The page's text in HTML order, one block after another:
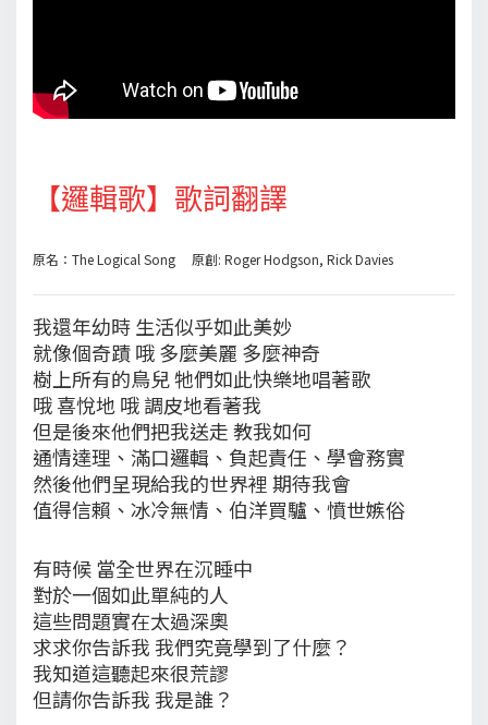
【邏輯歌】歌詞翻譯
原名：The Logical Song 原創: Roger Hodgson, Rick Davies
我還年幼時 生活似乎如此美妙
就像個奇蹟 哦 多麼美麗 多麼神奇
樹上所有的鳥兒 牠們如此快樂地唱著歌
哦 喜悅地 哦 調皮地看著我
但是後來他們把我送走 教我如何
通情達理、滿口邏輯、負起責任、學會務實
然後他們呈現給我的世界裡 期待我會
值得信賴、冰冷無情、伯洋買驢、憤世嫉俗
有時候 當全世界在沉睡中
對於一個如此單純的人
這些問題實在太過深奧
求求你告訴我 我們究竟學到了什麼？
我知道這聽起來很荒謬
但請你告訴我 我是誰？